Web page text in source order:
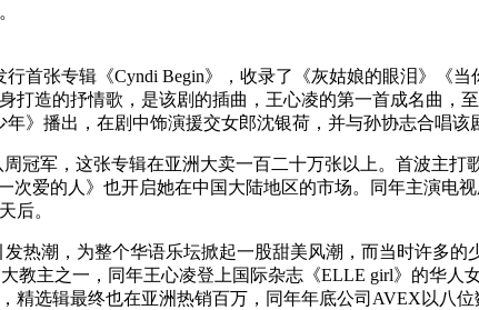
首张专辑《Cyndi Begin》，收录了《灰姑娘的眼泪》《
造的抒情歌，是该剧的插曲，王心凌的第一首成名曲，
》播出，在剧中饰演援交女郎沈银荷，并与孙协志合唱该
冠军，这张专辑在亚洲大卖一百二十万张以上。首波主打
爱的人》也开启她在中国大陆地区的市场。同年主演电
后。
热潮，为整个华语乐坛掀起一股甜美风潮，而当时许多
教主之一，同年王心凌登上国际杂志《ELLE girl》的华人
选辑最终也在亚洲热销百万，同年年底公司AVEX以八